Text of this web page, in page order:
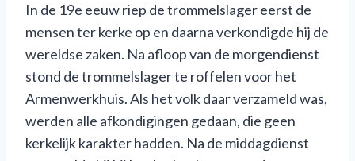
In de 19e eeuw riep de trommelslager eerst de
mensen ter kerke op en daarna verkondigde hij de
wereldse zaken. Na afloop van de morgendienst
stond de trommelslager te roffelen voor het
Armenwerkhuis. Als het volk daar verzameld was,
werden alle afkondigingen gedaan, die geen
kerkelijk karakter hadden. Na de middagdienst